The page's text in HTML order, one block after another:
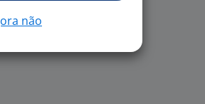
não